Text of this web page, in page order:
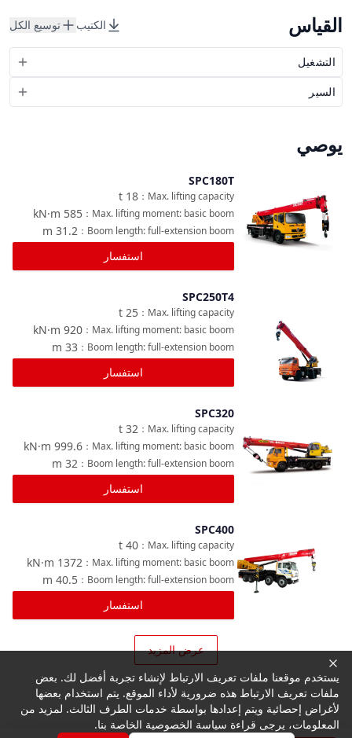
القياس الكتيب توسيع الكل
التشغيل
السير
يوصي
SPC180T
18
t Max. lifting capacity
：
585
kN·m Max. lifting moment: basic boom
：
31.2
m Boom length: full-extension boom
：
استفسار
SPC250T4
25
t Max. lifting capacity
：
920
kN·m Max. lifting moment: basic boom
：
33
m Boom length: full-extension boom
：
استفسار
SPC320
32
t Max. lifting capacity
：
999.6
kN·m Max. lifting moment: basic boom
：
32
m Boom length: full-extension boom
：
استفسار
SPC400
40
t Max. lifting capacity
：
1372
kN·m Max. lifting moment: basic boom
：
40.5
m Boom length: full-extension boom
：
استفسار
عرض المزيد
يستخدم موقعنا ملفات تعريف الارتباط لإنشاء تجربة أفضل لك. بعض
ملفات تعريف الارتباط هذه ضرورية لأداء الموقع. يتم استخدام بعضها
لأغراض إحصائية ويتم إعدادها بواسطة خدمات الطرف الثالث. لمزيد من
المعلومات، يرجى قراءة سياسة الخصوصية الخاصة بنا.